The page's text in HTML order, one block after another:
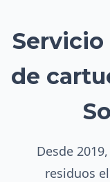
de
Desde
residuos